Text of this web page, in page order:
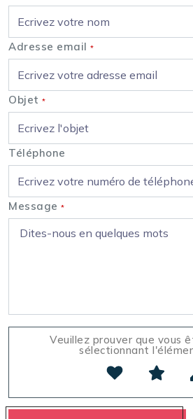
Adresse email *
Objet *
Téléphone
Message *
Veuillez prouver que vous
sélectionnant